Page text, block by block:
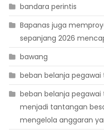
bandara perintis
Bapanas juga
sepanjang 2026
bawang
beban belanja
beban belanja
menjadi tantangan
mengelola anggaran